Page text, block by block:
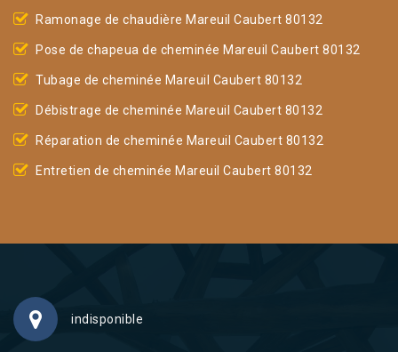
Ramonage de chaudière Mareuil Caubert 80132
Pose de chapeua de cheminée Mareuil Caubert 80132
Tubage de cheminée Mareuil Caubert 80132
Débistrage de cheminée Mareuil Caubert 80132
Réparation de cheminée Mareuil Caubert 80132
Entretien de cheminée Mareuil Caubert 80132
indisponible